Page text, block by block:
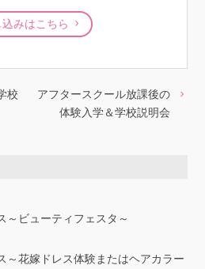
込みはこちら
校
アフタースクール放課後の
体験入学＆学校説明会
～ビューティフェスタ～
～花嫁ドレス体験またはヘアカラー